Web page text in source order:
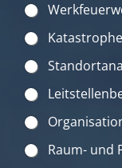
ö
n
n
e
n
w
i
r
ü
Raum- und